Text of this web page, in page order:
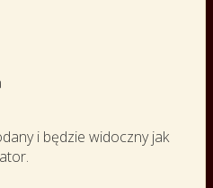
i będzie widoczny jak